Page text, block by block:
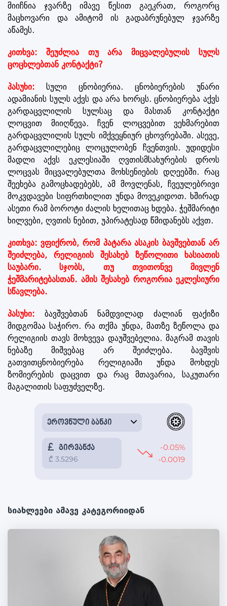
მიიჩნია ჯვარზე იმავე წესით გაეკრათ, როგორც
მაცხოვარი და ამიტომ ის გადაბრუნებულ ჯვარზე
აწამეს.
კითხვა: შეუძლია თუ არა მიცვალებულის სულს
ცოცხლებთან კონტაქტი?
პასუხი: სული ცნობიერია. ცნობიერების უნარი
ადამიანის სულს აქვს და არა ხორცს. ცნობიერება აქვს
გარდაცვლილის სულსაც და მასთან კონტაქტი
ლოცვით მიიღწევა. ჩვენ ლოცვებით ვეხმარებით
გარდაცვლილის სულს იმქვეყნიურ ცხოვრებაში. ასევე,
გარდაცვლილებიც ლოცულობენ ჩვენთვის. უდიდესი
მადლი აქვს ეკლესიაში ღვთისმსახურების დროს
ლოცვას მიცვალებულთა მოხსენიების დღეებში. რაც
შეეხება გამოცხადებებს, ამ მოვლენას, ჩვეულებრივი
მოკვდავები სიფრთხილით უნდა მოვეკიდოთ. ხშირად
ასეთი რამ ბოროტი ძალის ხელითაც ხდება. ჭეშმარიტი
ხილვები, ღვთის ნებით, უპირატესად წმიდანებს აქვთ.
კითხვა: ვფიქრობ, რომ პატარა ასაკის ბავშვებთან არ
შეიძლება, რელიგიის შესახებ ზეწოლითი ხასიათის
საუბარი. სჯობს, თუ თვითონვე მივლენ
ჭეშმარიტებასთან. ამის შესახებ როგორია ეკლესიური
სწავლება.
პასუხი: ბავშვებთან ნამდვილად ძალიან ფაქიზი
მიდგომაა საჭირო. რა თქმა უნდა, მათზე ზეწოლა და
რელიგიის თავს მოხვევა დაუშვებელია. მაგრამ თავის
ნებაზე მიშვებაც არ შეიძლება. ბავშვის
გათვითცნობიერება რელიგიაში უნდა მოხდეს
ზომიერების დაცვით და რაც მთავარია, საკუთარი
მაგალითის საფუძველზე.
სიახლეები ამავე კატეგორიიდან